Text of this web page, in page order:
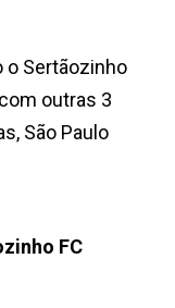
o Sertãozinho
outras 3
São Paulo
FC